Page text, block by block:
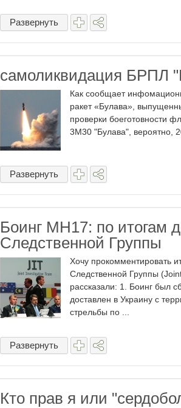
Развернуть
самоликвидация БРПЛ
Как сообщает
ракет «Булава»,
проверки боеготовности
3М30 "Булава", вероятно,
Развернуть
Боинг MH17: по итогам
Следственной Группы
Хочу прокомментировать
Следственной Группы
рассказали: 1. Боинг был
доставлен в Украину с
стрельбы по ...
Развернуть
Кто прав я или